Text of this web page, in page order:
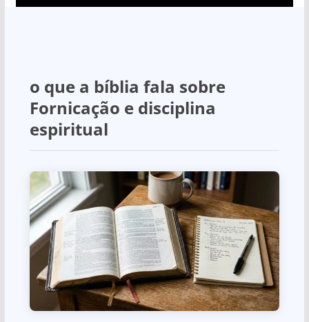
o que a bíblia fala sobre
Fornicação e disciplina
espiritual